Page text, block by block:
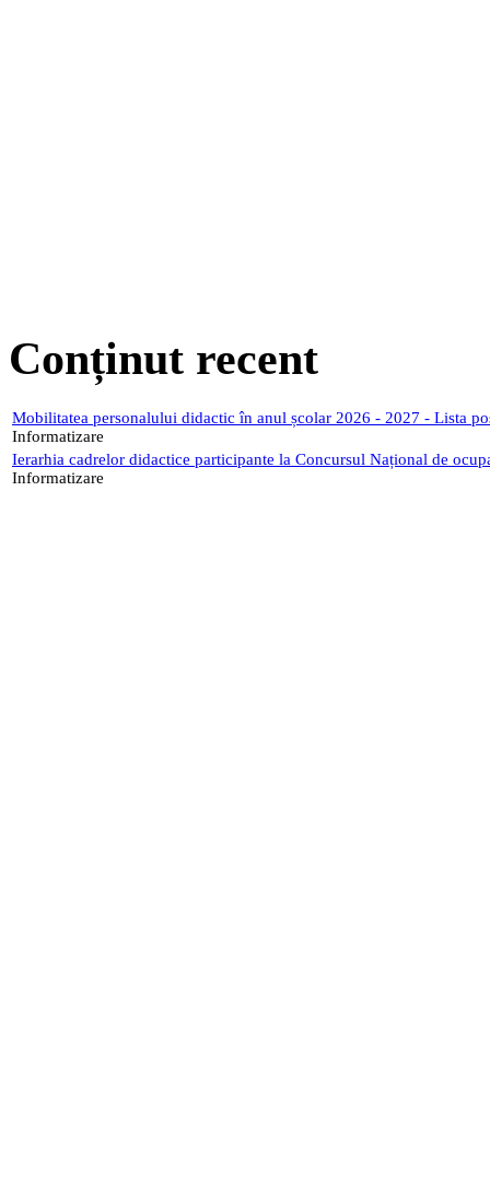
Conținut recent
Mobilitatea personalului didactic în anul școlar 2026 - 2027 - Lista
Informatizare
Ierarhia cadrelor didactice participante la Concursul Național de
Informatizare